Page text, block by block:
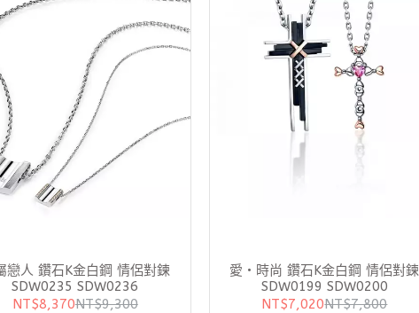
K金白鋼 情侶對鍊
SDW0235 SDW0236
NT$8,370NT$9,300
愛‧時尚 鑽石K金白鋼 情侶對鍊
SDW0199 SDW0200
NT$7,020NT$7,800